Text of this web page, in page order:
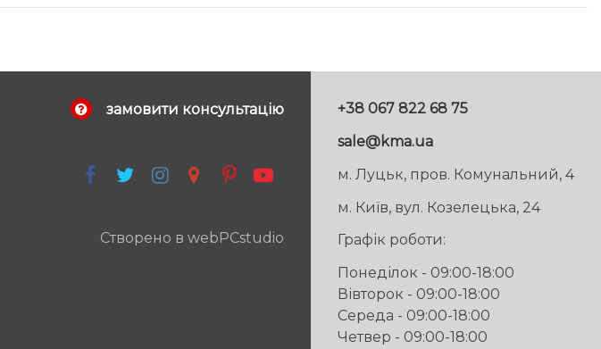
замовити консультацію
Створено в webPCstudio
+38 067 822 68 75
sale@kma.ua
м. Луцьк, пров. Комунальний, 4
м. Київ, вул. Козелецька, 24
Графік роботи:
Понеділок - 09:00-18:00
Вівторок - 09:00-18:00
Середа - 09:00-18:00
Четвер - 09:00-18:00